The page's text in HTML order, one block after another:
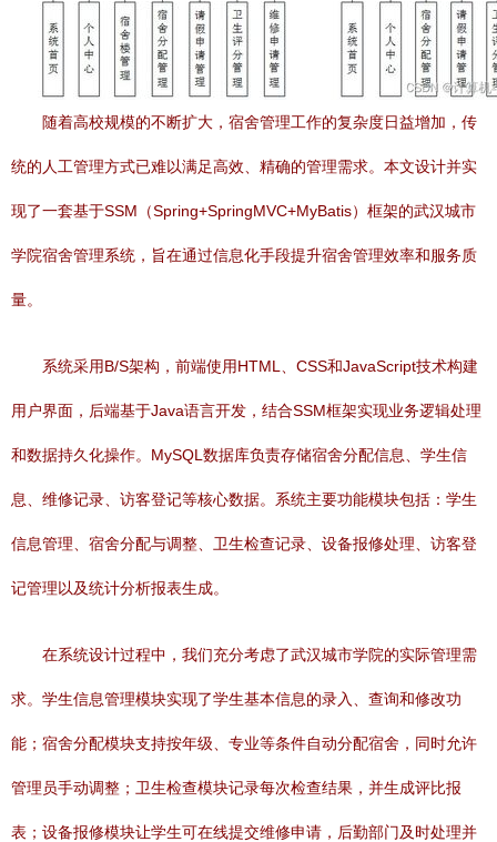
随着高校规模的不断扩大，宿舍管理工作的复杂度日益增加，传
统的人工管理方式已难以满足高效、精确的管理需求。本文设计并实
现了一套基于SSM（Spring+SpringMVC+MyBatis）框架的武汉城市
学院宿舍管理系统，旨在通过信息化手段提升宿舍管理效率和服务质
量。
系统采用B/S架构，前端使用HTML、CSS和JavaScript技术构建
用户界面，后端基于Java语言开发，结合SSM框架实现业务逻辑处理
和数据持久化操作。MySQL数据库负责存储宿舍分配信息、学生信
息、维修记录、访客登记等核心数据。系统主要功能模块包括：学生
信息管理、宿舍分配与调整、卫生检查记录、设备报修处理、访客登
记管理以及统计分析报表生成。
在系统设计过程中，我们充分考虑了武汉城市学院的实际管理需
求。学生信息管理模块实现了学生基本信息的录入、查询和修改功
能；宿舍分配模块支持按年级、专业等条件自动分配宿舍，同时允许
管理员手动调整；卫生检查模块记录每次检查结果，并生成评比报
表；设备报修模块让学生可在线提交维修申请，后勤部门及时处理并